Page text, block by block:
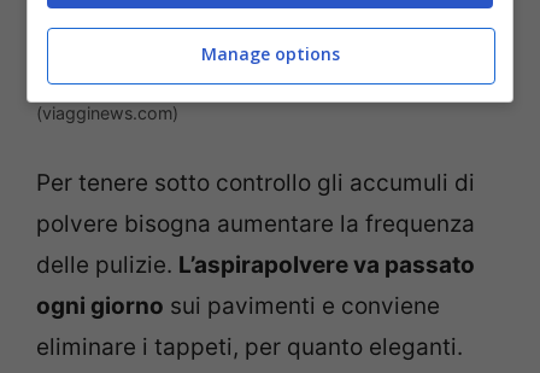
Come prevenire le crisi allergiche in casa. –
(viagginews.com)
Per tenere sotto controllo gli accumuli di
polvere bisogna aumentare la frequenza
delle pulizie. L’aspirapolvere va passato
ogni giorno sui pavimenti e conviene
eliminare i tappeti, per quanto eleganti.
Manage options